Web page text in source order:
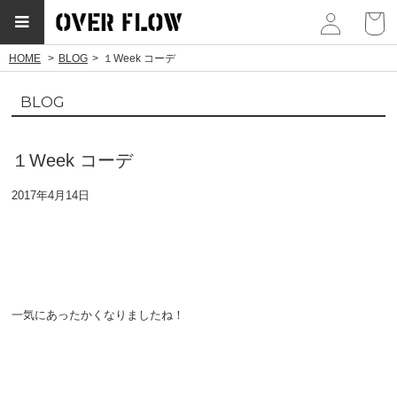
HOME BLOG １Week コーデ
BLOG
１Week コーデ
2017年4月14日
一気にあったかくなりましたね！